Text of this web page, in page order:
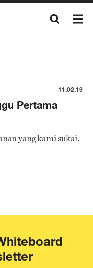
11.02.19
Pertama
yang kami sukai.